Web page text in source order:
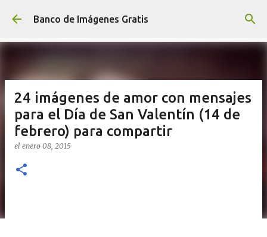
Ir al contenido principal
Banco de Imágenes Gratis
24 imágenes de amor con mensajes
para el Día de San Valentín (14 de
febrero) para compartir
el enero 08, 2015